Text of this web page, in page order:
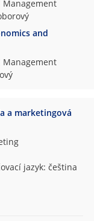
Management
and
Management
a marketingová
jazyk: čeština